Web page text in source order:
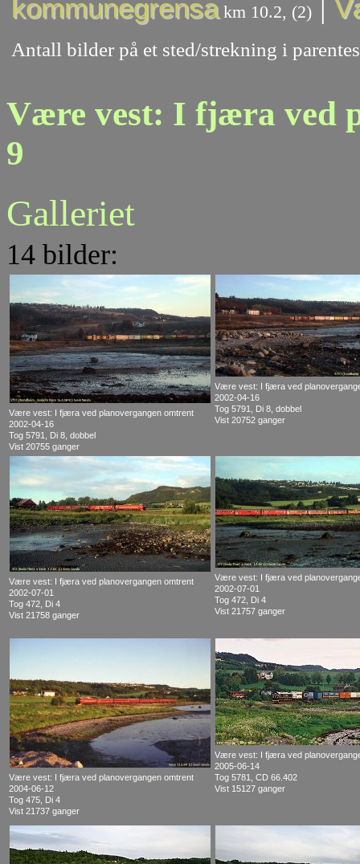
kommunegrensakm 10.2, (2)
Antall bilder på et sted/strekning i
Være vest: I fjæra ved
9
Galleriet
14 bilder:
Være vest: I fjæra ved planovergangen omtrent
2002-04-16
Tog 5791, Di 8, dobbel
Vist 20755 ganger
Være vest: I fjæra ved
2002-04-16
Tog 5791, Di 8, dobbel
Vist 20752 ganger
Være vest: I fjæra ved planovergangen omtrent
2002-07-01
Tog 472, Di 4
Vist 21758 ganger
Være vest: I fjæra ved
2002-07-01
Tog 472, Di 4
Vist 21757 ganger
Være vest: I fjæra ved planovergangen omtrent
2004-06-12
Tog 475, Di 4
Vist 21737 ganger
Være vest: I fjæra ved
2005-06-14
Tog 5781, CD 66.402
Vist 15127 ganger